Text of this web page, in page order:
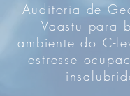
Auditoria de
Vaastu para
ambiente do C-
estresse